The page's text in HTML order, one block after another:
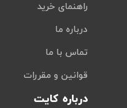
راهنمای خرید
درباره ما
تماس با ما
قوانین و مقررات
درباره کایت